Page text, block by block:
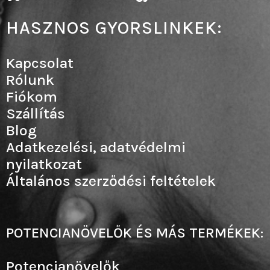
HASZNOS GYORSLINKEK:
Kapcsolat
Rólunk
Fiókom
Szállítás
Blog
Adatkezelési, adatvédelmi
nyilatkozat
Általános szerződési feltételek
POTENCIANÖVELŐK ÉS MÁS TERMÉKEK:
Potencianövelők